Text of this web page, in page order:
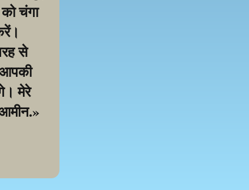
चंगा
से
मेरे
ke liye!